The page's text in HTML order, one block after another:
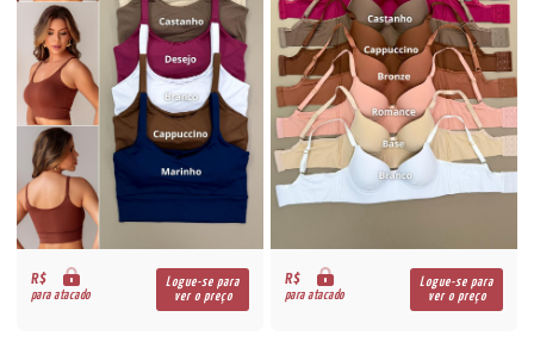
R$
para atacado
Logue-se para
ver o preço
R$
para atacado
Logue-se para
ver o preço